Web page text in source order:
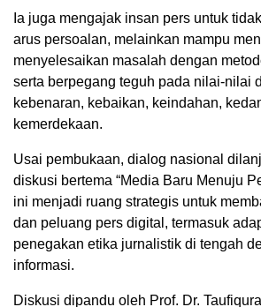
Ia juga mengajak insan pers untuk
arus persoalan, melainkan mampu
menyelesaikan masalah dengan
serta berpegang teguh pada nilai-nilai
kebenaran, kebaikan, keindahan,
kemerdekaan.
Usai pembukaan, dialog nasional
diskusi bertema “Media Baru Menuju
ini menjadi ruang strategis untuk
dan peluang pers digital, termasuk
penegakan etika jurnalistik di tengah
informasi.
Diskusi dipandu oleh Prof. Dr.